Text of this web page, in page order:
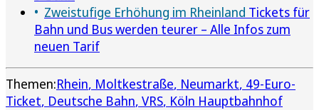
Zweistufige Erhöhung im Rheinland Tickets für
Bahn und Bus werden teurer – Alle Infos zum
neuen Tarif
Themen:Rhein Moltkestraße Neumarkt 49-Euro-
Ticket Deutsche Bahn VRS Köln Hauptbahnhof